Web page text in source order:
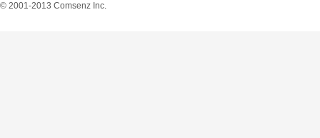
© 2001-2013 Comsenz Inc.